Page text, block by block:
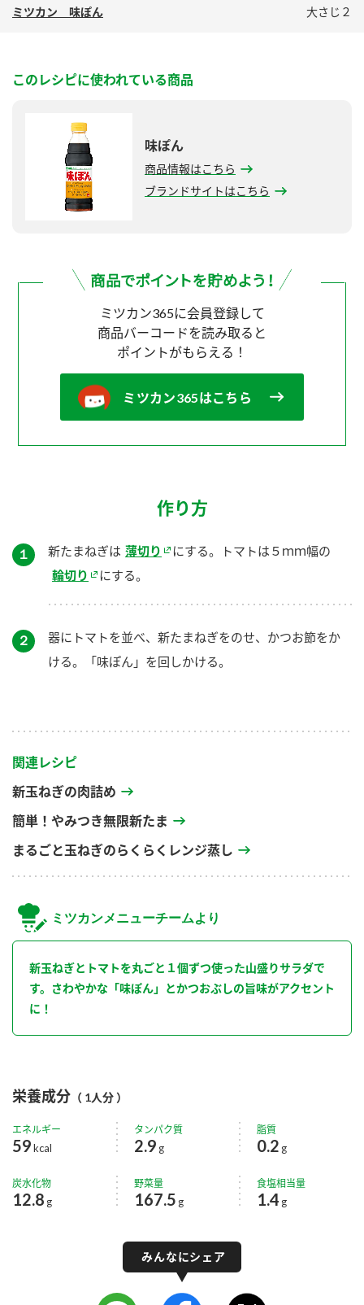
検索
ミツカン 味ぽん 大さじ２
このレシピに使われている商品
味ぽん
商品情報はこちら
ブランドサイトはこちら
ミツカン365に会員登録して
商品バーコードを読み取ると
ポイントがもらえる！
ミツカン365はこちら
作り方
１ 新たまねぎは 薄切り
にする。トマトは５ｍｍ幅の
輪切り
にする。
２
器にトマトを並べ、新たまねぎをのせ、かつお節をか
ける。「味ぽん」を回しかける。
関連レシピ
新玉ねぎの肉詰め
簡単！やみつき無限新たま
まるごと玉ねぎのらくらくレンジ蒸し
ミツカンメニューチームより
新玉ねぎとトマトを丸ごと１個ずつ使った山盛りサラダで
す。さわやかな「味ぽん」とかつおぶしの旨味がアクセント
に！
栄養成分 （ 1人分 ）
エネルギー
59kcal
タンパク質
2.9 g
脂質
0.2 g
炭水化物
12.8 g
野菜量
167.5 g
食塩相当量
1.4 g